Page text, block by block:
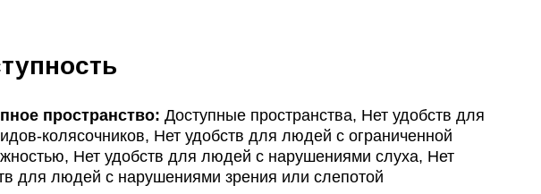
пространство: Доступные пространства, Нет удобств для
колясочников, Нет удобств для людей с ограниченной
Нет удобств для людей с нарушениями слуха, Нет
для людей с нарушениями зрения или слепотой